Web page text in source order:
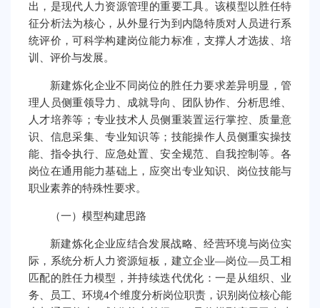
出，是现代人力资源管理的重要工具。该模型以胜任特
征分析法为核心，从外显行为到内隐特质对人员进行系
统评价，可科学构建岗位能力标准，支撑人才选拔、培
训、评价与发展。
新建炼化企业不同岗位的胜任力要求差异明显，管
理人员侧重领导力、成就导向、团队协作、分析思维、
人才培养等；专业技术人员侧重装置运行掌控、质量意
识、信息采集、专业知识等；技能操作人员侧重实操技
能、指令执行、应急处置、安全规范、自我控制等。各
岗位在通用能力基础上，应突出专业知识、岗位技能与
职业素养的特殊性要求。
（一）模型构建思路
新建炼化企业应结合发展战略、经营环境与岗位实
际，系统分析人力资源短板，建立企业—岗位—员工相
匹配的胜任力模型，并持续迭代优化：一是从组织、业
务、员工、环境4个维度分析岗位职责，识别岗位核心能